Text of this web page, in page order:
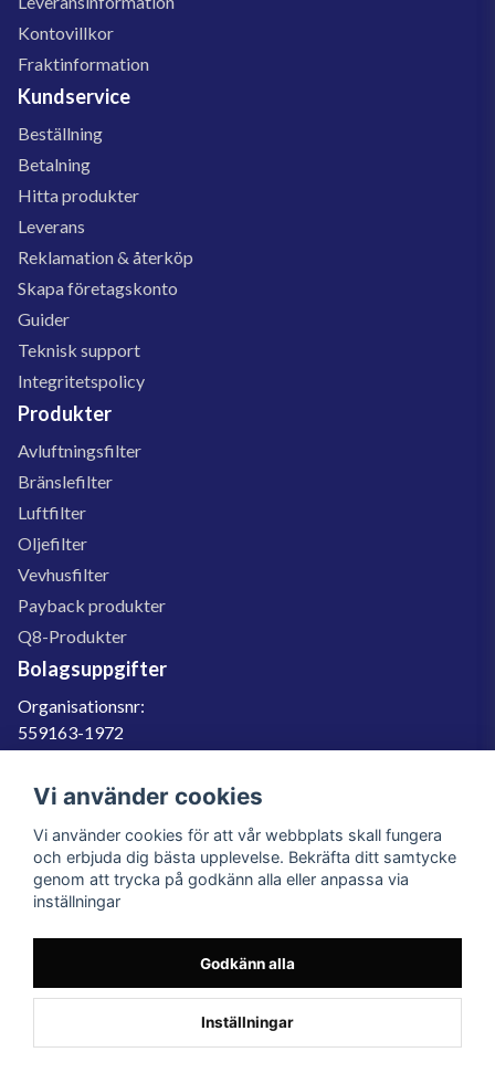
Kontovillkor
Fraktinformation
Kundservice
Beställning
Betalning
Hitta produkter
Leverans
Reklamation & återköp
Skapa företagskonto
Guider
Teknisk support
Integritetspolicy
Produkter
Avluftningsfilter
Bränslefilter
Luftfilter
Oljefilter
Vevhusfilter
Payback produkter
Q8-Produkter
Bolagsuppgifter
Organisationsnr:
559163-1972
SE559163197201
060-566 800
info@filter.se
559163-1972
© 2023 Filter.se, All rights reserved.
Vi använder cookies
Vi använder cookies för att vår webbplats skall fungera
och erbjuda dig bästa upplevelse. Bekräfta ditt samtycke
genom att trycka på godkänn alla eller anpassa via
inställningar
Godkänn alla
Inställningar